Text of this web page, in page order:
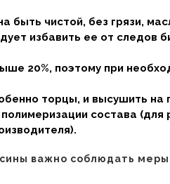
чистой, без грязи,
избавить ее от следов
20%, поэтому при
торцы, и высушить на
состава (для
важно соблюдать